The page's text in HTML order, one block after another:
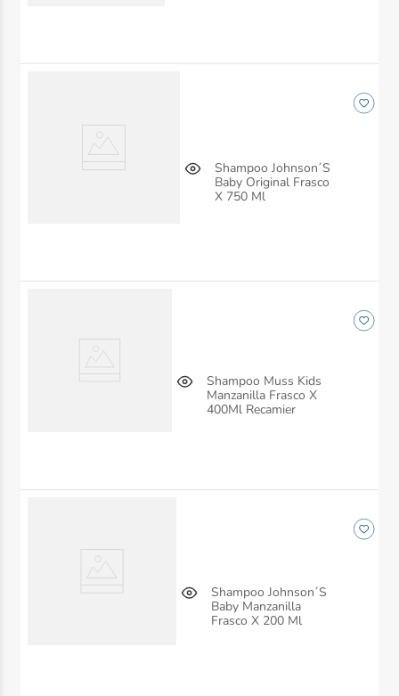
Shampoo Johnson´S
Baby Original Frasco
X 750 Ml
Shampoo Muss Kids
Manzanilla Frasco X
400Ml Recamier
Shampoo Johnson´S
Baby Manzanilla
Frasco X 200 Ml